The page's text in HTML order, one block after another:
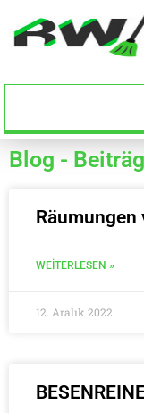
Blog -
Räumungen
WEITERLESEN »
12. Aralık 2022